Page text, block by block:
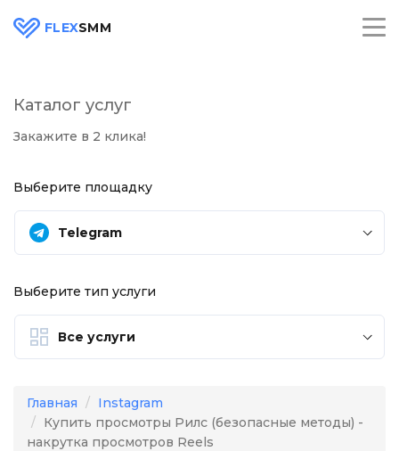
FLEXSMM
Каталог услуг
Закажите в 2 клика!
Выберите площадку
Telegram
Выберите тип услуги
Все услуги
Главная
Instagram
Купить просмотры Рилс (безопасные методы) -
накрутка просмотров Reels